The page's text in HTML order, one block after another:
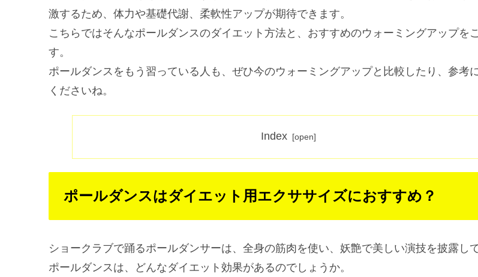
激するため、体力や基礎代謝、柔軟性アップが期待できます。
こちらではそんなポールダンスのダイエット方法と、おすすめのウォーミングアップを
す。
ポールダンスをもう習っている人も、ぜひ今のウォーミングアップと比較したり、参考
くださいね。
Index
ポールダンスはダイエット用エクササイズにおすすめ？
ショークラブで踊るポールダンサーは、全身の筋肉を使い、妖艶で美しい演技を披露して
ポールダンスは、どんなダイエット効果があるのでしょうか。